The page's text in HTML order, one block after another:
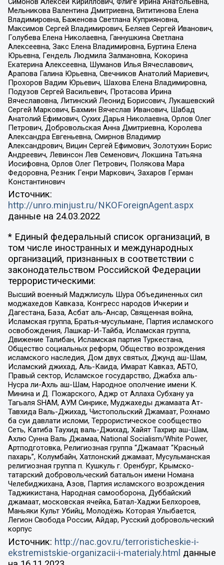
Мельникова Валентина Дмитриевна, Вититинова Елена
Владимировна, Баженова Светлана Куприяновна,
Максимов Сергей Владимирович, Беляев Сергей Иванович,
Голубева Елена Николаевна, Ганнушкина Светлана
Алексеевна, Закс Елена Владимировна, Буртина Елена
Юрьевна, Гендель Людмила Залмановна, Кокорина
Екатерина Алексеевна, Шуманов Илья Вячеславович,
Арапова Галина Юрьевна, Свечников Анатолий Мариевич,
Прохоров Вадим Юрьевич, Шахова Елена Владимировна,
Подузов Сергей Васильевич, Протасова Ирина
Вячеславовна, Литинский Леонид Борисович, Лукашевский
Сергей Маркович, Бахмин Вячеслав Иванович, Шабад
Анатолий Ефимович, Сухих Дарья Николаевна, Орлов Олег
Петрович, Добровольская Анна Дмитриевна, Королева
Александра Евгеньевна, Смирнов Владимир
Александрович, Вицин Сергей Ефимович, Золотухин Борис
Андреевич, Левинсон Лев Семенович, Локшина Татьяна
Иосифовна, Орлов Олег Петрович, Полякова Мара
Федоровна, Резник Генри Маркович, Захаров Герман
Константинович
Источник:
http://unro.minjust.ru/NKOForeignAgent.aspx
данные на 24.03.2022
* Единый федеральный список организаций, в
том числе иностранных и международных
организаций, признанных в соответствии с
законодательством Российской Федерации
террористическими:
Высший военный Маджлисуль Шура Объединенных сил
моджахедов Кавказа, Конгресс народов Ичкерии и
Дагестана, База, Асбат аль-Ансар, Священная война,
Исламская группа, Братья-мусульмане, Партия исламского
освобождения, Лашкар-И-Тайба, Исламская группа,
Движение Талибан, Исламская партия Туркестана,
Общество социальных реформ, Общество возрождения
исламского наследия, Дом двух святых, Джунд аш-Шам,
Исламский джихад, Аль-Каида, Имарат Кавказ, АБТО,
Правый сектор, Исламское государство, Джабха аль-
Нусра ли-Ахль аш-Шам, Народное ополчение имени К.
Минина и Д. Пожарского, Аджр от Аллаха Субхану уа
Тагьаля SHAM, АУМ Синрике, Муджахеды джамаата Ат-
Тавхида Валь-Джихад, Чистопольский Джамаат, Рохнамо
ба суи давлати исломи, Террористическое сообщество
Сеть, Катиба Таухид валь-Джихад, Хайят Тахрир аш-Шам,
Ахлю Сунна Валь Джамаа, National Socialism/White Power,
Артподготовка, Религиозная группа “Джамаат “Красный
пахарь”, Колумбайн, Хатлонский джамаат, Мусульманская
религиозная группа п. Кушкуль г. Оренбург, Крымско-
татарский добровольческий батальон имени Номана
Челебиджихана, Азов, Партия исламского возрождения
Таджикистана, Народная самооборона, Дуббайский
джамаат, московская ячейка, Батал-Хаджи Белхороев,
Маньяки Культ Убийц, Молодёжь Которая Улыбается,
Легион Свобода России, Айдар, Русский добровольческий
корпус
Источник: http://nac.gov.ru/terroristicheskie-i-
ekstremistskie-organizacii-i-materialy.html данные